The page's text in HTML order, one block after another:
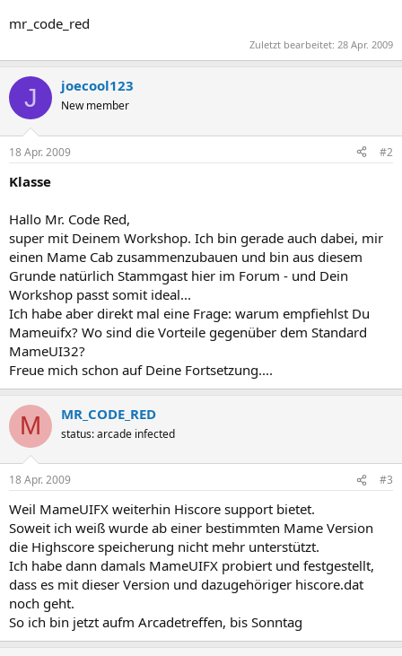
mr_code_red
Zuletzt bearbeitet: 28 Apr. 2009
J joecool123
New member
18 Apr. 2009 #2
Klasse
Hallo Mr. Code Red,
super mit Deinem Workshop. Ich bin gerade auch dabei, mir
einen Mame Cab zusammenzubauen und bin aus diesem
Grunde natürlich Stammgast hier im Forum - und Dein
Workshop passt somit ideal...
Ich habe aber direkt mal eine Frage: warum empfiehlst Du
Mameuifx? Wo sind die Vorteile gegenüber dem Standard
MameUI32?
Freue mich schon auf Deine Fortsetzung....
M MR_CODE_RED
status: arcade infected
18 Apr. 2009 #3
Weil MameUIFX weiterhin Hiscore support bietet.
Soweit ich weiß wurde ab einer bestimmten Mame Version
die Highscore speicherung nicht mehr unterstützt.
Ich habe dann damals MameUIFX probiert und festgestellt,
dass es mit dieser Version und dazugehöriger hiscore.dat
noch geht.
So ich bin jetzt aufm Arcadetreffen, bis Sonntag